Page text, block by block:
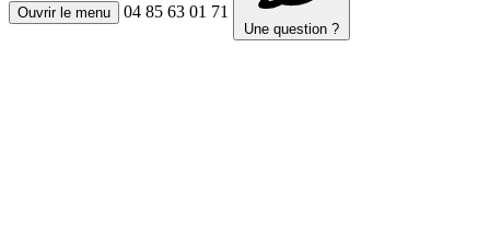
Ouvrir le menu 04 85 63 01 71
Une question ?